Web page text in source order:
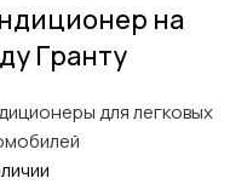
на
Гранту
для легковых